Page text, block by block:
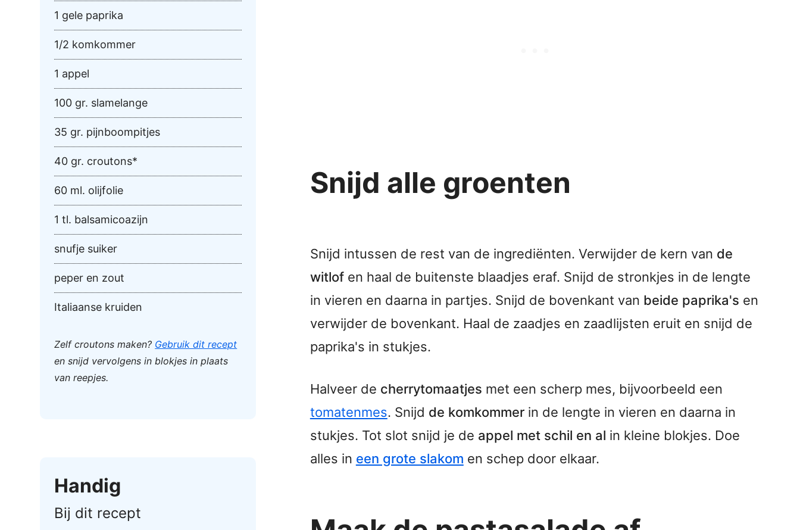
1 gele paprika
1/2 komkommer
1 appel
100 gr. slamelange
35 gr. pijnboompitjes
40 gr. croutons*
60 ml. olijfolie
1 tl. balsamicoazijn
snufje suiker
peper en zout
Italiaanse kruiden
Zelf croutons maken? Gebruik dit recept
en snijd vervolgens in blokjes in plaats
van reepjes.
Handig
Bij dit recept
Snijd alle groenten
Snijd intussen de rest van de ingrediënten. Verwijder de kern van de
witlofen haal de buitenste blaadjes eraf. Snijd de stronkjes in de lengte
in vieren en daarna in partjes. Snijd de bovenkant van beide paprika's en
verwijder de bovenkant. Haal de zaadjes en zaadlijsten eruit en snijd de
paprika's in stukjes.
Halveer de cherrytomaatjes met een scherp mes, bijvoorbeeld een
tomatenmes. Snijd de komkommerin de lengte in vieren en daarna in
stukjes. Tot slot snijd je de appel met schil en al in kleine blokjes. Doe
alles in een grote slakom en schep door elkaar.